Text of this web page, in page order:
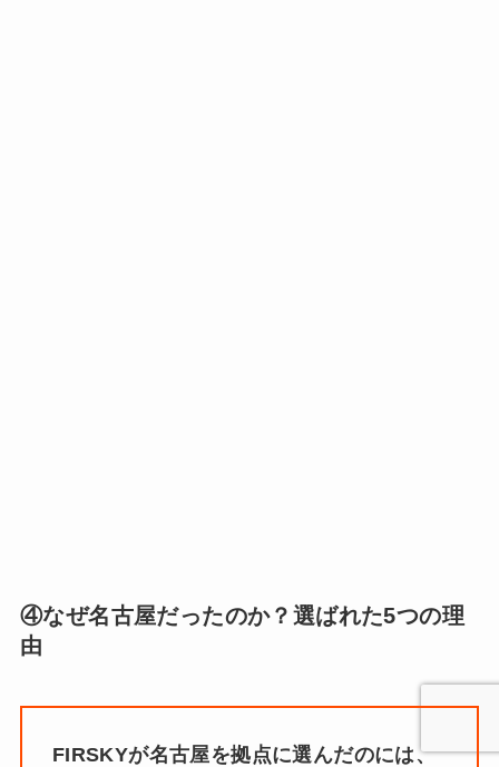
④なぜ名古屋だったのか？選ばれた5つの理
由
FIRSKYが名古屋を拠点に選んだのには、